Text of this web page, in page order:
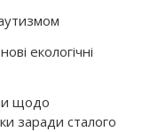
екологічні
щодо
заради сталого